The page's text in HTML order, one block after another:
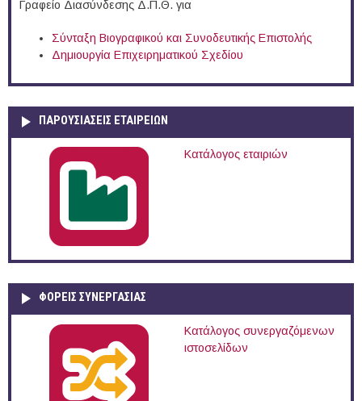
Γραφείο Διασύνδεσης Δ.Π.Θ. για
Σύνταξη Βιογραφικού και Συνοδευτικής Επιστολής
Δημιουργία Επιχειρηματικού Σχεδίου
ΠΑΡΟΥΣΙΆΣΕΙΣ ΕΤΑΙΡΕΙΏΝ
Κατάλογος εταιριών
ΦΟΡΕΙΣ ΣΥΝΕΡΓΑΣΙΑΣ
Κατάλογος συνεργαζόμενων
ιστοσελίδων